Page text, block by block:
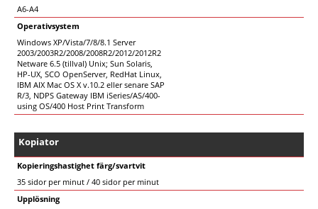
A6-A4
Operativsystem
Windows XP/Vista/7/8/8.1 Server
2003/2003R2/2008/2008R2/2012/2012R2
Netware 6.5 (tillval) Unix; Sun Solaris,
HP-UX, SCO OpenServer, RedHat Linux,
IBM AIX Mac OS X v.10.2 eller senare SAP
R/3, NDPS Gateway IBM iSeries/AS/400-
using OS/400 Host Print Transform
Kopiator
Kopieringshastighet färg/svartvit
35 sidor per minut / 40 sidor per minut
Upplösning